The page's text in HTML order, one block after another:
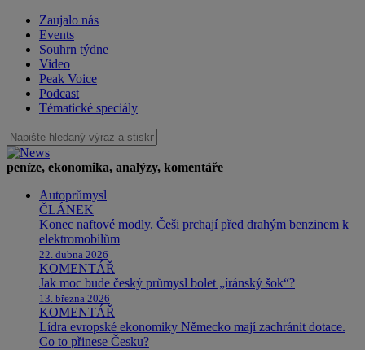
Zaujalo nás
Events
Souhrn týdne
Video
Peak Voice
Podcast
Tématické speciály
peníze, ekonomika, analýzy, komentáře
Autoprůmysl
ČLÁNEK
Konec naftové modly. Češi prchají před drahým benzinem k
elektromobilům
22. dubna 2026
KOMENTÁŘ
Jak moc bude český průmysl bolet „íránský šok“?
13. března 2026
KOMENTÁŘ
Lídra evropské ekonomiky Německo mají zachránit dotace.
Co to přinese Česku?